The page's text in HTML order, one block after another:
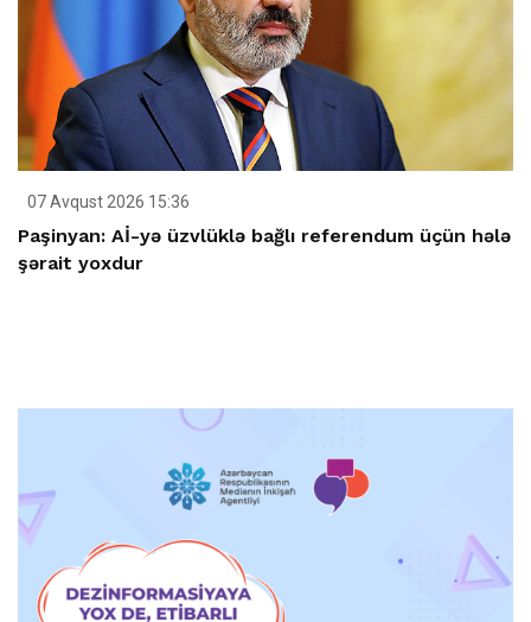
07 Avqust 2026 15:36
Paşinyan: Aİ-yə üzvlüklə bağlı referendum üçün hələ
şərait yoxdur